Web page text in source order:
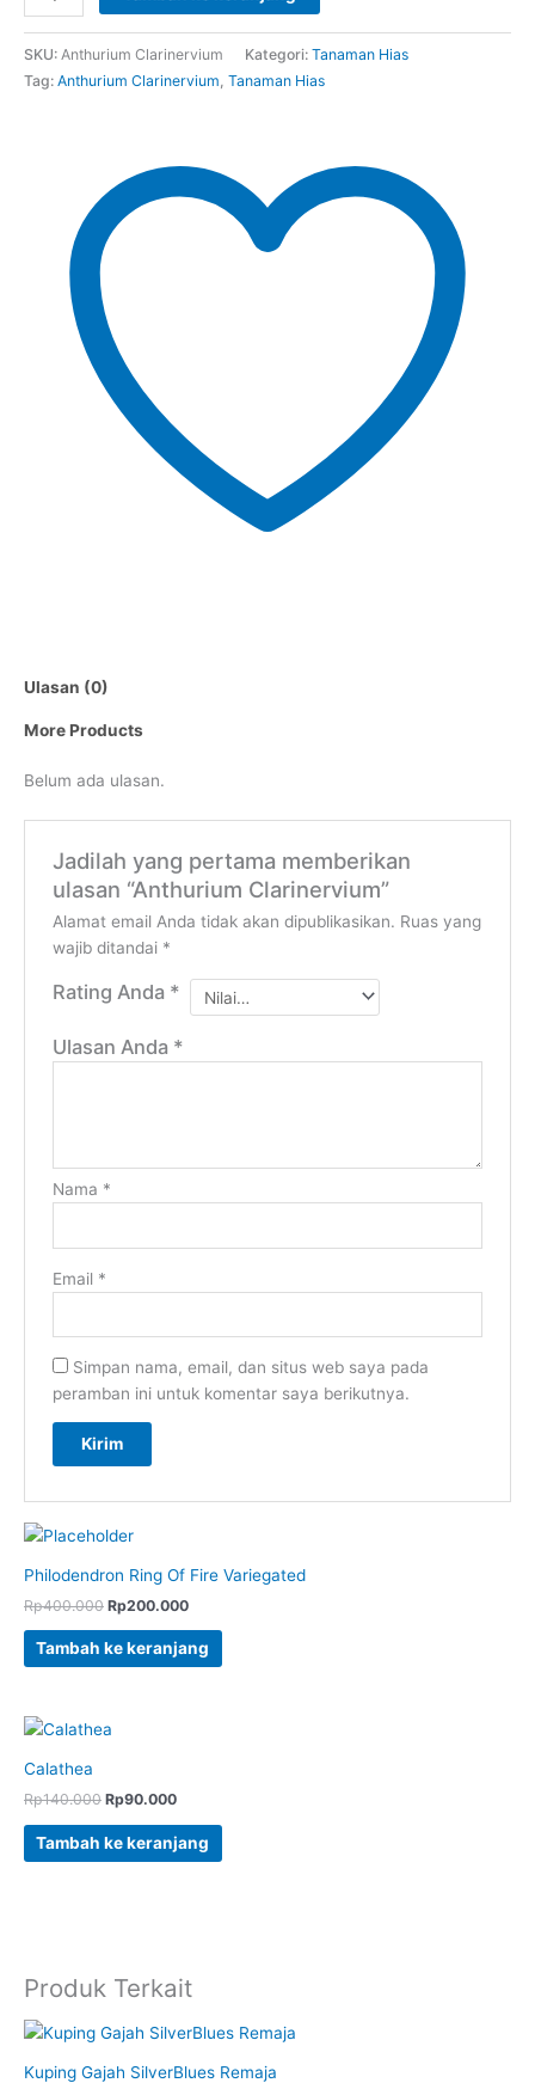
SKU: Anthurium Clarinervium Kategori: Tanaman Hias
Tag: Anthurium Clarinervium Tanaman Hias
Ulasan (0)
More Products
Belum ada ulasan.
Jadilah yang pertama memberikan
ulasan “Anthurium Clarinervium”
Alamat email Anda tidak akan dipublikasikan. Ruas yang
wajib ditandai *
Rating Anda *
Ulasan Anda *
Nama *
Email *
Simpan nama, email, dan situs web saya pada
peramban ini untuk komentar saya berikutnya.
Philodendron Ring Of Fire Variegated
Rp400.000 Rp200.000
Tambah ke keranjang
Calathea
Rp140.000 Rp90.000
Tambah ke keranjang
Produk Terkait
Kuping Gajah SilverBlues Remaja